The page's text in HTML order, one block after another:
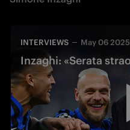
INTERVIEWS May 06 2025